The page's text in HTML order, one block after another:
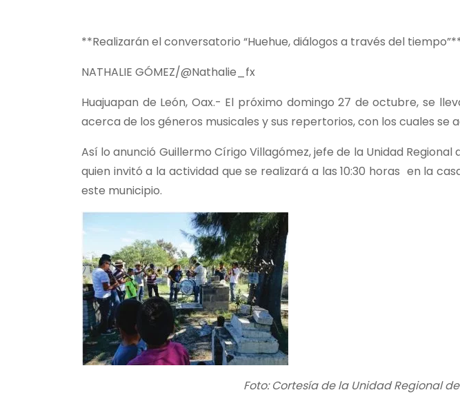
**Realizarán el conversatorio “Huehue, diálogos a través del
NATHALIE GÓMEZ/@Nathalie_fx
Huajuapan de León, Oax.- El próximo domingo 27 de octubre, se
acerca de los géneros musicales y sus repertorios, con los cuales se
Así lo anunció Guillermo Círigo Villagómez, jefe de la Unidad
quien invitó a la actividad que se realizará a las 10:30 horas en la
este municipio.
Foto: Cortesía de la Unidad Regional